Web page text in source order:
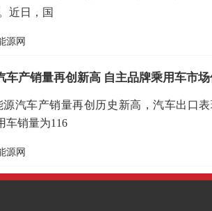
近日，国
源网
车产销量再创新高 自主品牌乘用车市场
汽车产销量再创历史新高，汽车出口
车销量为116
源网